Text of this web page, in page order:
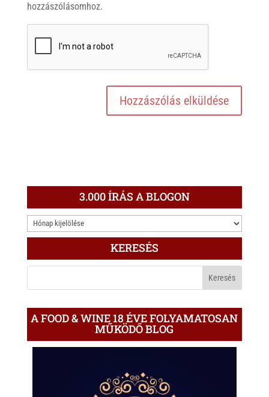
hozzászólásomhoz.
3.000 ÍRÁS A BLOGON
3.000
ÍRÁS
KERESÉS
A FOOD & WINE 18 ÉVE FOLYAMATOSAN
MŰKÖDŐ BLOG